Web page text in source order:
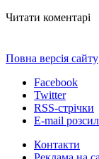
Читати коментарі
Повна версія сайту
Facebook
Twitter
RSS-стрічки
E-mail
Контакти